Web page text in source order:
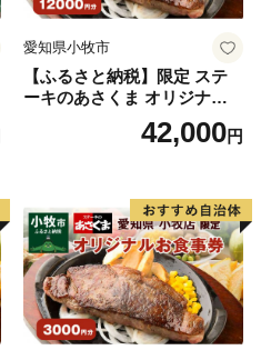
愛知県小牧市
【ふるさと納税】限定 ステ
ーキのあさくま オリジナル
お食事券 12000円 お好きなメ
ニュー 好きなだけ コーンス
県 小牧店 小牧市 チケット 送
料無料
42,000円